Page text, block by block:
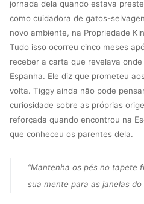
jornada dela quando estava
como cuidadora de gatos-
novo ambiente, na Propriedade
Tudo isso ocorreu cinco meses
receber a carta que revelava
Espanha. Ele diz que prometeu
volta. Tiggy ainda não pode
curiosidade sobre as próprias
reforçada quando encontrou na
que conheceu os parentes dela.
“Mantenha os pés no tapete
sua mente para as janelas do